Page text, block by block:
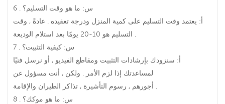
6 . س: ما هو وقت التسليم؟
أ: يعتمد وقت التسليم على كمية المنزل ودرجة تعقيده . عادةً , وقت
التسليم هو 10-20 يومًا بعد استلام الوديعة .
7 . س: كيفية التثبيت؟
أ: سنزودك بإرشادات التثبيت ومقاطع الفيديو , أو نرسل فنيًا
لمساعدتك إذا لزم الأمر . ولكن , أنت مسؤول عن
أجورهم , رسوم التأشيرة , تذاكر الطيران والإقامة .
8 . س: ما هو موكك؟